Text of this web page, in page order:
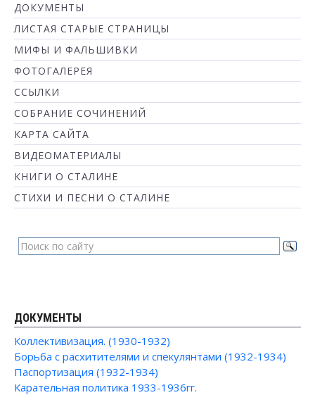
ДОКУМЕНТЫ
ЛИСТАЯ СТАРЫЕ СТРАНИЦЫ
МИФЫ И ФАЛЬШИВКИ
ФОТОГАЛЕРЕЯ
ССЫЛКИ
СОБРАНИЕ СОЧИНЕНИЙ
КАРТА САЙТА
ВИДЕОМАТЕРИАЛЫ
КНИГИ О СТАЛИНЕ
СТИХИ И ПЕСНИ О СТАЛИНЕ
ДОКУМЕНТЫ
Коллективизация. (1930-1932)
Борьба с расхитителями и спекулянтами (1932-1934)
Паспортизация (1932-1934)
Карательная политика 1933-1936гг.